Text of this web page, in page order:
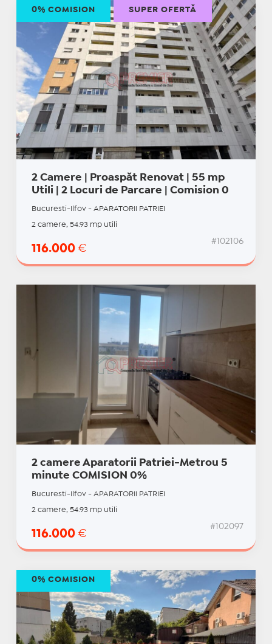
2 Camere | Proaspăt Renovat | 55 mp
Utili | 2 Locuri de Parcare | Comision 0
Bucuresti-Ilfov - APARATORII PATRIEI
2 camere, 54.93 mp utili
116.000 €
#102106
0% COMISION SUPER OFERTĂ
2 camere Aparatorii Patriei-Metrou 5
minute COMISION 0%
Bucuresti-Ilfov - APARATORII PATRIEI
2 camere, 54.93 mp utili
116.000 €
#102097
0% COMISION